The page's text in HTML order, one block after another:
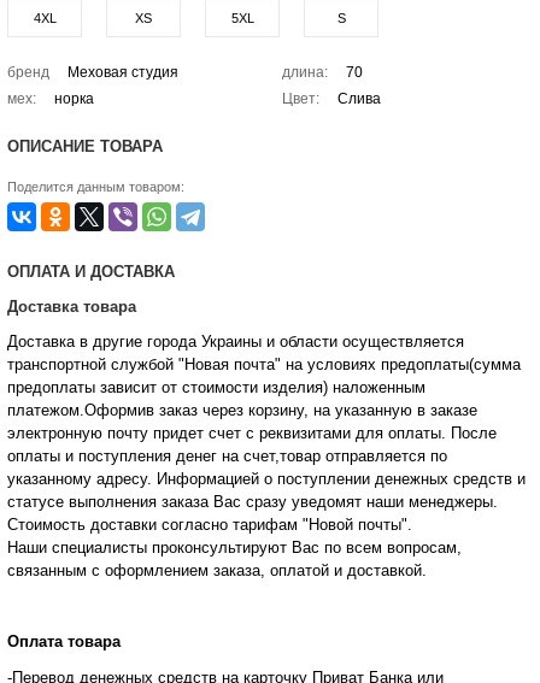
4XL XS 5XL S
бренд Меховая студия длина:
70
мех:
норка Цвет: Слива
ОПИСАНИЕ ТОВАРА
Поделится данным товаром:
ОПЛАТА И ДОСТАВКА
Доставка товара
Доставка в другие города Украины и области осуществляется
транспортной службой "Новая почта" на условиях предоплаты(сумма
предоплаты зависит от стоимости изделия) наложенным
платежом.Оформив заказ через корзину, на указанную в заказе
электронную почту придет счет с реквизитами для оплаты. После
оплаты и поступления денег на счет,товар отправляется по
указанному адресу. Информацией о поступлении денежных средств и
статусе выполнения заказа Вас сразу уведомят наши менеджеры.
Стоимость доставки согласно тарифам "Новой почты".
Наши специалисты проконсультируют Вас по всем вопросам,
связанным с оформлением заказа, оплатой и доставкой.
Оплата товара
-Перевод денежных средств на карточку Приват Банка или